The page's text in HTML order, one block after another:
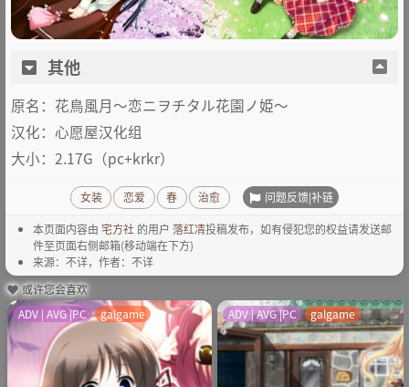
其他
原名：花鳥風月～恋ニヲチタル花園ノ姫～
汉化：心愿屋汉化组
大小：2.17G（pc+krkr）
女装 恋爱 春 治愈 问题反馈|补链
本页面内容由 宅方社 的用户 落红凊投稿发布，如有侵犯您的权益请发送邮
件至页面右侧邮箱(移动端在下方)
来源：不详，作者：不详
或许您会喜欢
ADV | AVG |PC galgame ADV | AVG |PC galgame